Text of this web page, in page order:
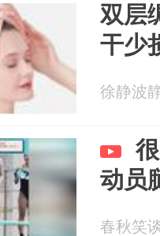
双层
干少
徐静波
动员
春秋笑